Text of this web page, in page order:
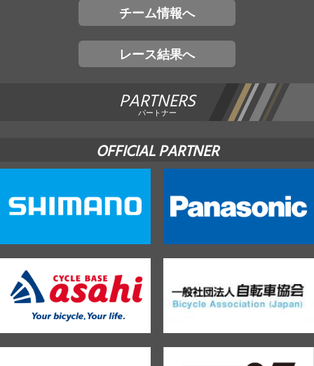
チーム情報へ
レース結果へ
PARTNERS
パートナー
OFFICIAL PARTNER